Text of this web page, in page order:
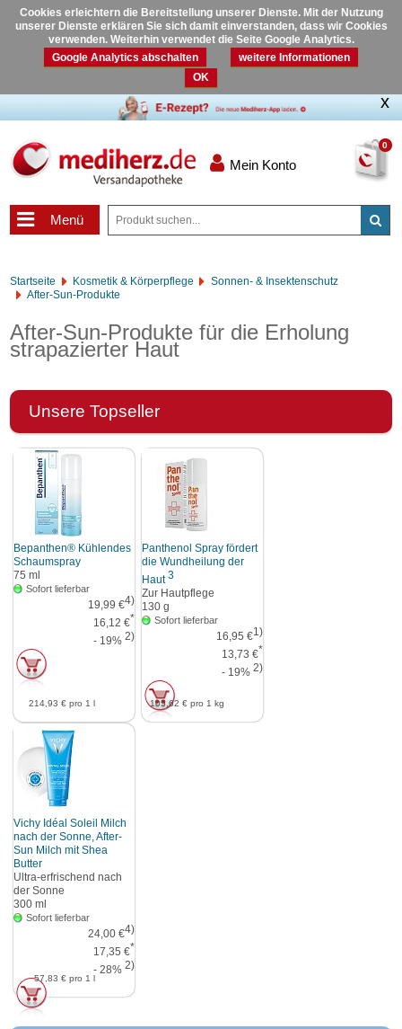
Cookies erleichtern die Bereitstellung unserer Dienste. Mit der Nutzung
unserer Dienste erklären Sie sich damit einverstanden, dass wir Cookies
verwenden. Weiterhin verwendet die Seite Google Analytics.
Google Analytics abschalten
weitere Informationen
OK
0
Mein Konto
Menü
Startseite Kosmetik & Körperpflege
Sonnen- & Insektenschutz
After-Sun-Produkte
After-Sun-Produkte für die Erholung
strapazierter Haut
Unsere Topseller
Bepanthen® Kühlendes
Schaumspray
75ml
Sofort lieferbar
19,99 €4)
16,12 €*
- 19%2)
214,93 € pro 1 l
Panthenol Spray fördert
die Wundheilung der
Haut3
Zur Hautpflege
130g
Sofort lieferbar
16,95 €1)
13,73 €*
- 19%2)
105,62 €pro 1 kg
Vichy Idéal Soleil Milch
nach der Sonne, After-
Sun Milch mit Shea
Butter
Ultra-erfrischend nach
der Sonne
300ml
Sofort lieferbar
24,00 €4)
17,35 €*
- 28%2)
57,83 € pro 1 l